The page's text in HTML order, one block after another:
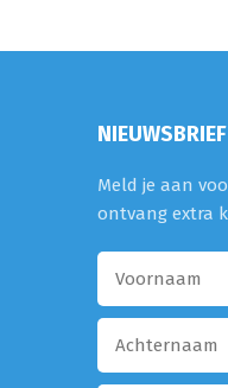
NIEUWSBRIEF
Meld je aan
ontvang extra